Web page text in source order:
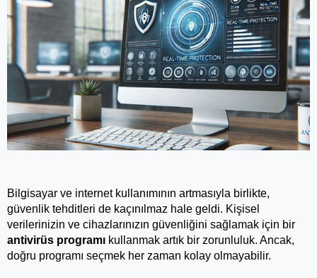
Bilgisayar ve internet kullanımının artmasıyla birlikte,
güvenlik tehditleri de kaçınılmaz hale geldi. Kişisel
antivirüs programı kullanmak artık bir zorunluluk. Ancak,
doğru programı seçmek her zaman kolay olmayabilir.